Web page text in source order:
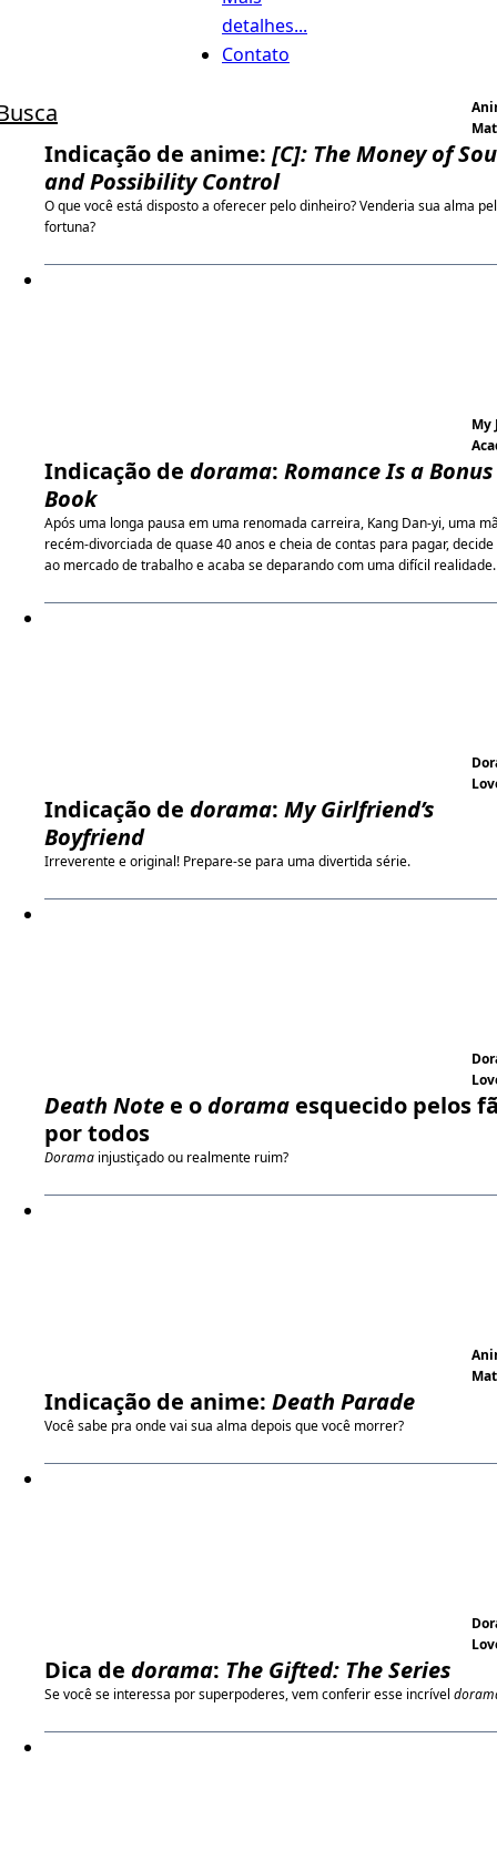
detalhes...
Contato
Indicação de anime: [C]: The Money of
and Possibility Control
O que você está disposto a oferecer pelo dinheiro? Venderia sua alma
fortuna?
My
Indicação de dorama: Romance Is a Bonus
Book
Após uma longa pausa em uma renomada carreira, Kang Dan-yi, uma
recém-divorciada de quase 40 anos e cheia de contas para pagar,
ao mercado de trabalho e acaba se deparando com uma difícil realidade.
Indicação de dorama: My Girlfriend’s
Boyfriend
Irreverente e original! Prepare-se para uma divertida série.
Death Note e o dorama esquecido pelos
por todos
Dorama injustiçado ou realmente ruim?
Indicação de anime: Death Parade
Você sabe pra onde vai sua alma depois que você morrer?
Dica de dorama: The Gifted: The Series
Se você se interessa por superpoderes, vem conferir esse incrível